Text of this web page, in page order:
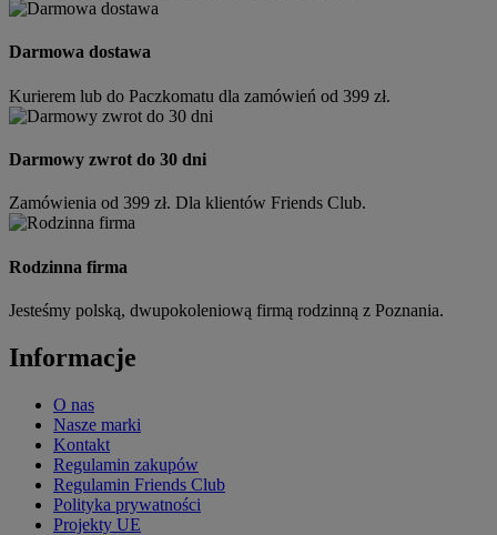
Darmowa dostawa
Kurierem lub do Paczkomatu dla zamówień od 399 zł.
Darmowy zwrot do 30 dni
Zamówienia od 399 zł. Dla klientów Friends Club.
Rodzinna firma
Jesteśmy polską, dwupokoleniową firmą rodzinną z Poznania.
Informacje
O nas
Nasze marki
Kontakt
Regulamin zakupów
Regulamin Friends Club
Polityka prywatności
Projekty UE